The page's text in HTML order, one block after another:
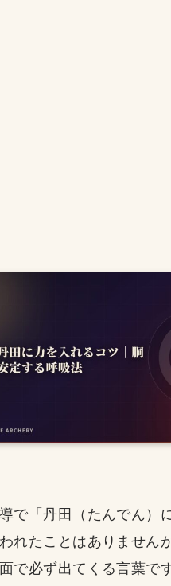
で「丹田（たんでん）
れたことはありません
で必ず出てくる言葉で